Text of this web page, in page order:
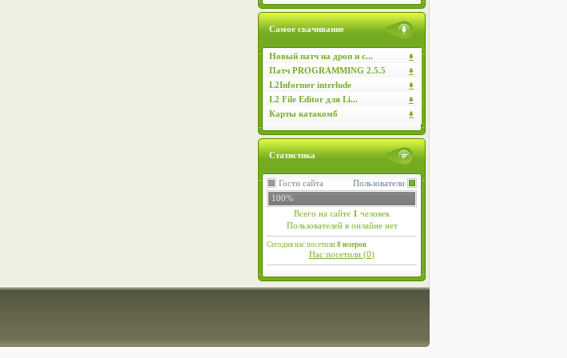
Самое скачивание
Новый патч на дроп и с...
Патч PROGRAMMING 2.5.5
L2Informer interlude
L2 File Editor для Li...
Карты катакомб
Статистика
Пользователи
Гости сайта
100%
Всего на сайте 1 человек
Пользователей в онлайне нет
Сегодня нас посетили 0 юзеров
Нас посетили (0)